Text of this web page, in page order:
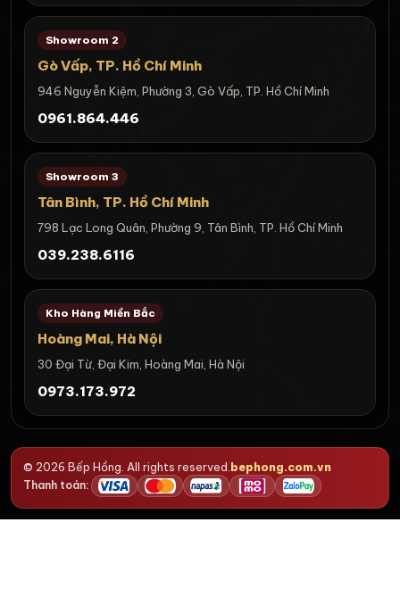
Showroom 2
Gò Vấp, TP. Hồ Chí Minh
946 Nguyễn Kiệm, Phường 3, Gò Vấp, TP. Hồ Chí Minh
0961.864.446
Showroom 3
Tân Bình, TP. Hồ Chí Minh
798 Lạc Long Quân, Phường 9, Tân Bình, TP. Hồ Chí Minh
039.238.6116
Kho Hàng Miền Bắc
Hoàng Mai, Hà Nội
30 Đại Từ, Đại Kim, Hoàng Mai, Hà Nội
0973.173.972
© 2026 Bếp Hồng. All rights reserved. bephong.com.vn
Thanh toán: